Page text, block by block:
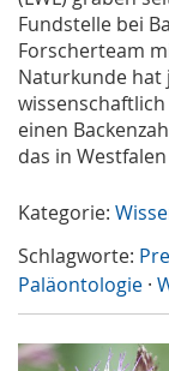
Fundstelle bei
Forscherteam
Naturkunde hat
einen
das in
Kategorie:
Schlagworte:
Paläontologie ·